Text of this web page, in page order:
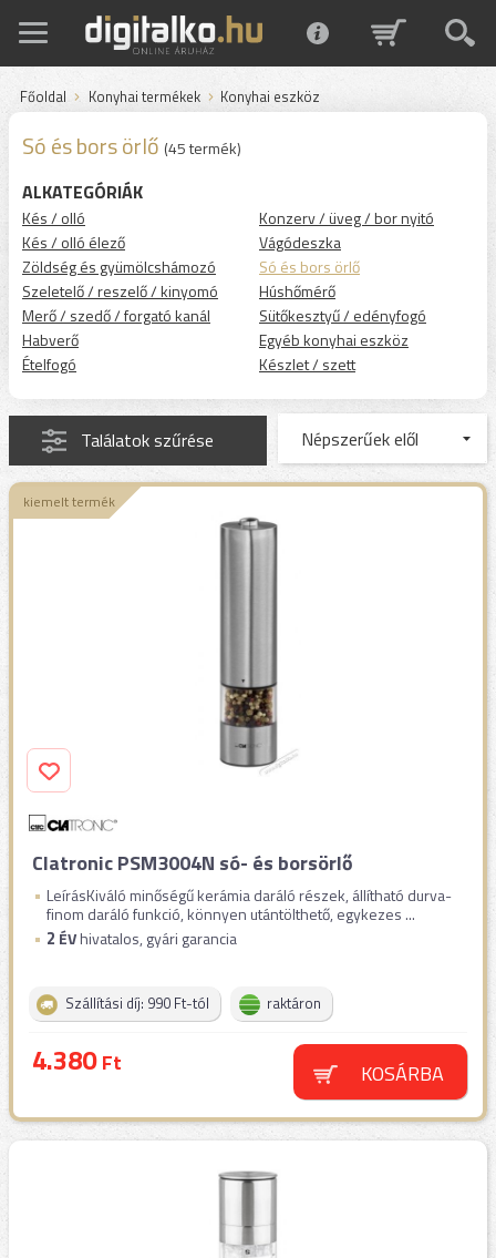
Főoldal Konyhai termékek Konyhai eszköz
Só és bors örlő (45 termék)
ALKATEGÓRIÁK
Kés / olló
Kés / olló élező
Zöldség és gyümölcshámozó
Szeletelő / reszelő / kinyomó
Merő / szedő / forgató kanál
Habverő
Ételfogó
Konzerv / üveg / bor nyitó
Vágódeszka
Só és bors örlő
Húshőmérő
Sütőkesztyű / edényfogó
Egyéb konyhai eszköz
Készlet / szett
Találatok szűrése
kiemelt termék
Clatronic PSM3004N só- és borsörlő
LeírásKiváló minőségű kerámia daráló részek, állítható durva-
finom daráló funkció, könnyen utántölthető, egykezes ...
2 ÉVhivatalos, gyári garancia
Szállítási díj: 990 Ft-tól raktáron
4.380Ft KOSÁRBA